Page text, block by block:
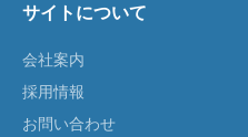
サイトについて
会社案内
採用情報
お問い合わせ